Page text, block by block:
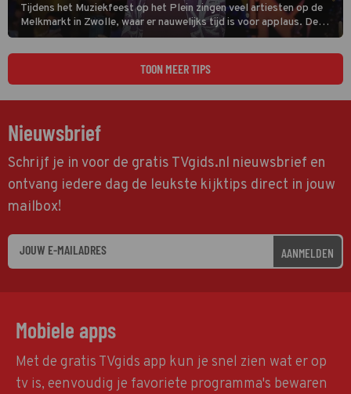
Tijdens het Muziekfeest op het Plein zingen veel artiesten op de
Melkmarkt in Zwolle, waar er nauwelijks tijd is voor applaus. De
grootste namen zijn André Hazes, Jannes, René Froger en
natuurlijk Rutger van Barneveld met zijn hit Zwoele Zomernachten.
TOON MEER TIPS
Nieuwsbrief
Schrijf je in voor de gratis TVgids.nl nieuwsbrief en
ontvang iedere dag de leukste kijktips direct in jouw
mailbox!
AANMELDEN
Mobiele apps
Met de gratis TVgids app kun je snel zien wat er op
tv is, eenvoudig je favoriete programma's bewaren